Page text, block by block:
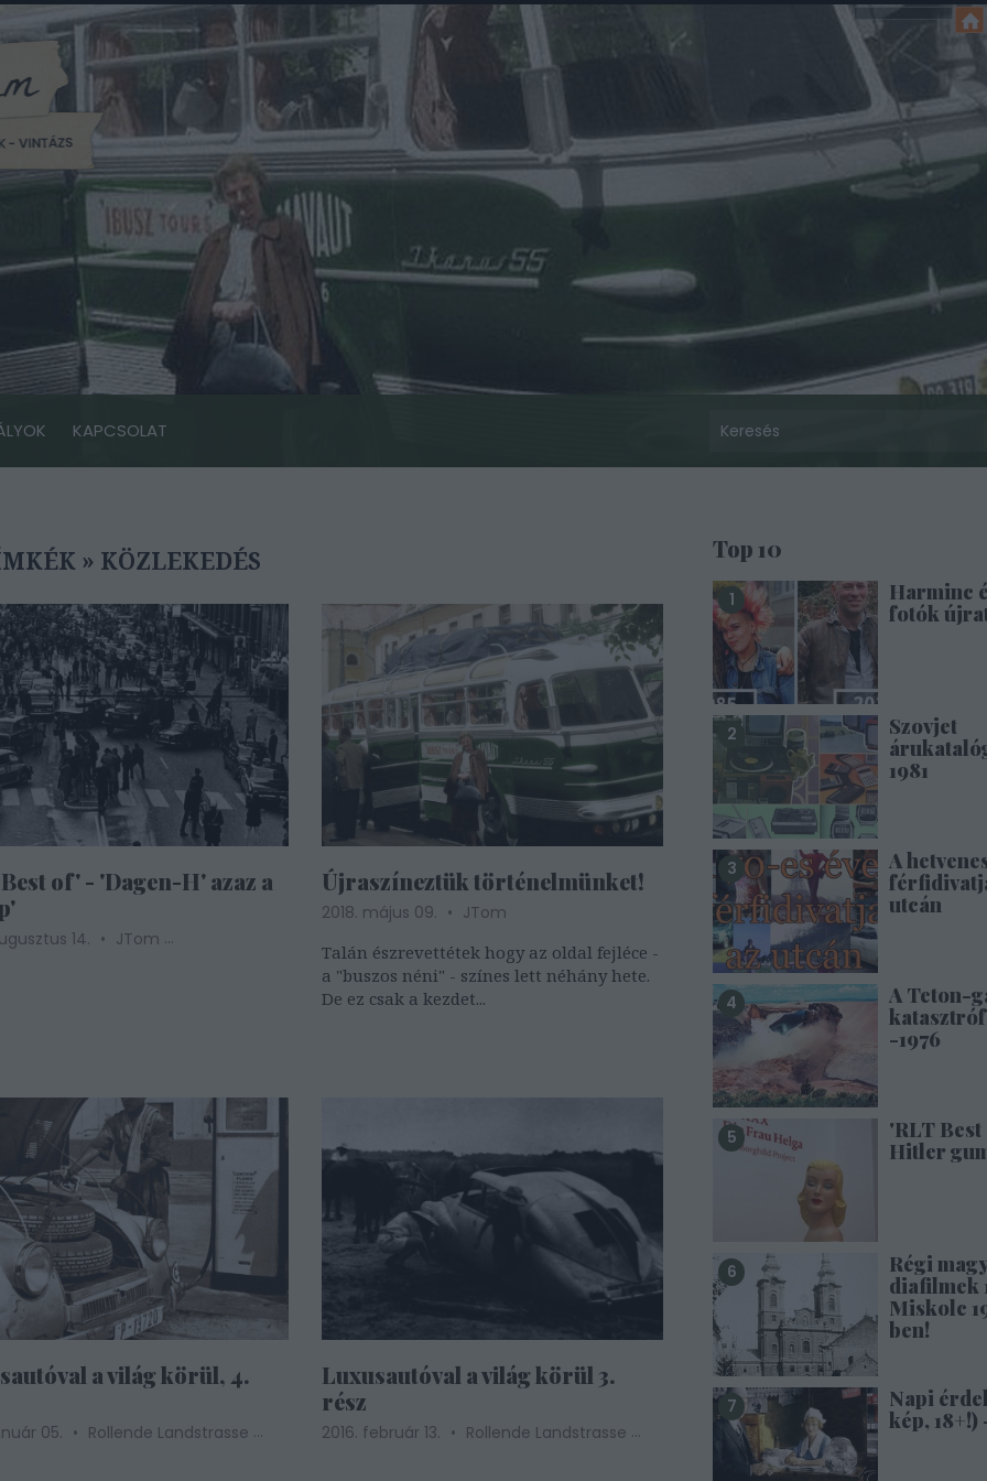
KAPCSOLAT
» KÖZLEKEDÉS
of' - 'Dagen-H' azaz a
14. JTom ...
Újraszíneztük történelmünket!
2018. május 09.
JTom
Talán észrevettétek hogy az oldal fejléce -
a "buszos néni" - színes lett néhány hete.
De ez csak a kezdet...
a világ körül, 4.
05. Rollende Landstrasse ...
Luxusautóval a világ körül 3.
rész
2016. február 13. Rollende Landstrasse ...
Top 10
Harminc
fotók
Szovjet
1981
A
utcán
A Teton-
-1976
'RLT
Hitler
Régi
diafilmek
Miskolc
ben!
Napi
kép, 18+!)